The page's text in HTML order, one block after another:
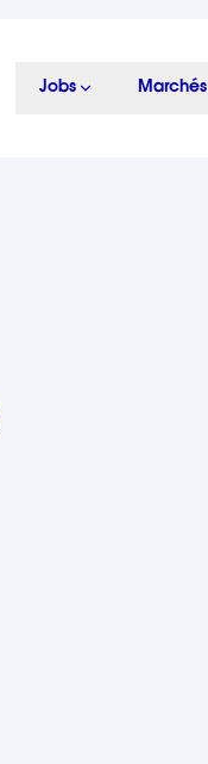
Jobs Marchés